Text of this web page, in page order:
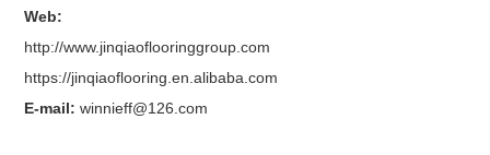
Web:
http://www.jinqiaoflooringgroup.com
https://jinqiaoflooring.en.alibaba.com
E-mail:winnieff@126.com